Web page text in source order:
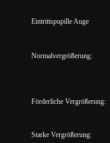
Eintrittspupille Auge
Normalvergrößerung:
Förderliche Vergrößerung:
Starke Vergrößerung: